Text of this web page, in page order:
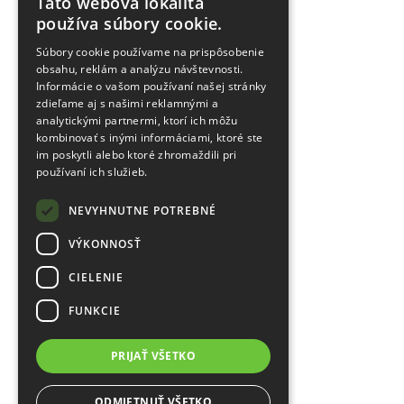
používa súbory cookie.
Súbory cookie používame na prispôsobenie
obsahu, reklám a analýzu návštevnosti.
Informácie o vašom používaní našej stránky
zdieľame aj s našimi reklamnými a
analytickými partnermi, ktorí ich môžu
kombinovať s inými informáciami, ktoré ste
im poskytli alebo ktoré zhromaždili pri
používaní ich služieb.
NEVYHNUTNE POTREBNÉ
VÝKONNOSŤ
CIELENIE
FUNKCIE
PRIJAŤ VŠETKO